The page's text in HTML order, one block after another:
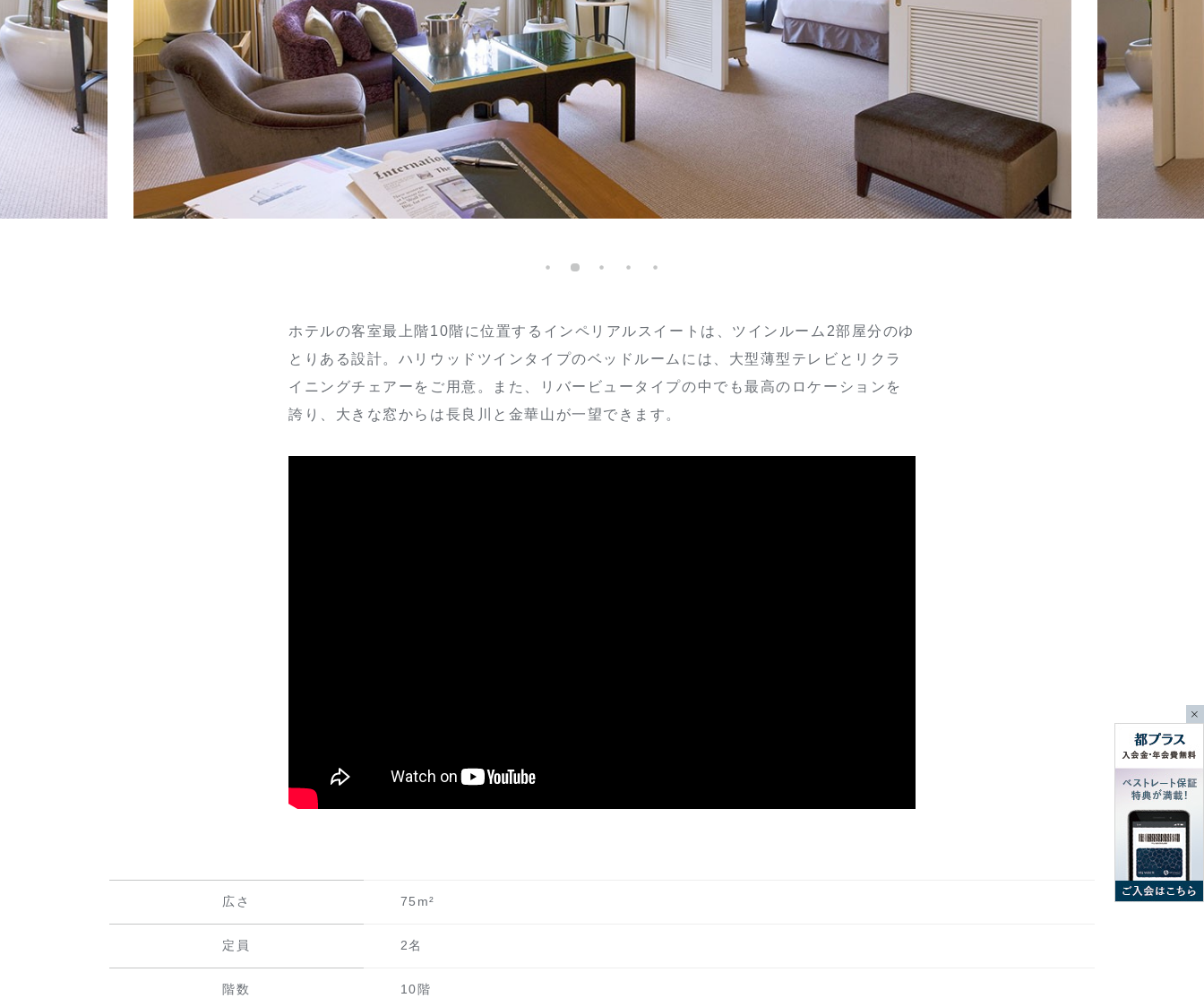
ホテルの客室最上階10階に位置するインペリアルスイートは、ツインルーム2部屋分のゆ
とりある設計。ハリウッドツインタイプのベッドルームには、大型薄型テレビとリクラ
イニングチェアーをご用意。また、リバービュータイプの中でも最高のロケーションを
誇り、大きな窓からは長良川と金華山が一望できます。
広さ 75m²
定員 2名
階数 10階